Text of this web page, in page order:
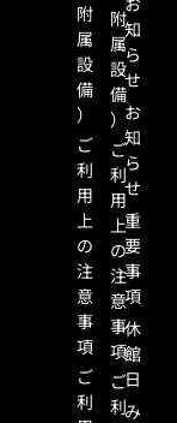
附
属
設
備
）
ご
利
用
上
の
注
意
事
項
ご
利
附
属
設
備
）
ご
利
用
上
の
注
意
事
項
ご
利
知
ら
せ
お
知
ら
せ
重
要
事
項
休
館
日
み